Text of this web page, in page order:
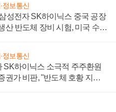
정보통신
성전자 SK하이닉스 중국 공장
산 반도체 장비 시험, 미국 수출
정보통신
SK하이닉스 소극적 주주환원
권가 비판, "반도체 호황 지속